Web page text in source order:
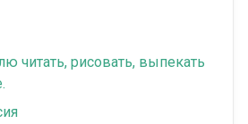
читать, рисовать, выпекать